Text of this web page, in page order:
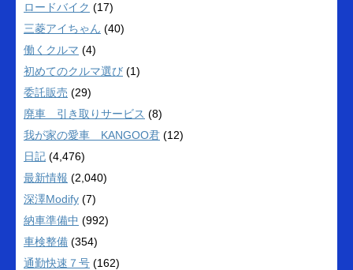
ロードバイク (17)
三菱アイちゃん (40)
働くクルマ (4)
初めてのクルマ選び (1)
委託販売 (29)
廃車 引き取りサービス (8)
我が家の愛車 KANGOO君 (12)
日記 (4,476)
最新情報 (2,040)
深澤Modify (7)
納車準備中 (992)
車検整備 (354)
通勤快速７号 (162)